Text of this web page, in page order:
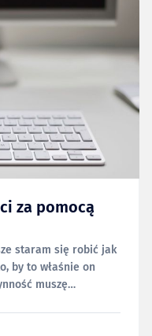
za pomocą
staram się robić jak
by to właśnie on
muszę